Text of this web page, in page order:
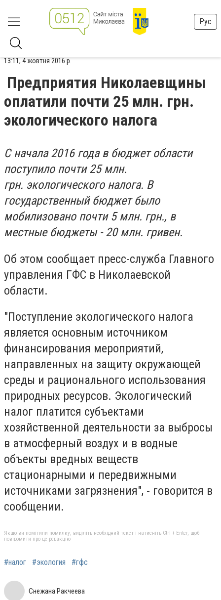
Рус
13:11, 4 жовтня 2016 р.
Предприятия Николаевщины
оплатили почти 25 млн. грн.
экологического налога
С начала 2016 года в бюджет области
поступило почти 25 млн.
грн. экологического налога. В
государственный бюджет было
мобилизовано почти 5 млн. грн., в
местные бюджеты - 20 млн. гривен.
Об этом сообщает пресс-служба Главного
управления ГФС в Николаевской
области.
"Поступление экологического налога
является основным источником
финансирования мероприятий,
направленных на защиту окружающей
среды и рационального использования
природных ресурсов. Экологический
налог платится субъектами
хозяйственной деятельности за выбросы
в атмосферный воздух и в водные
объекты вредных веществ
стационарными и передвижными
источниками загрязнения", - говорится в
сообщении.
Якщо ви помітили помилку, виділіть необхідний текст і натисніть Ctrl + Enter, щоб
повідомити про це редакцію
#налог #экология #гфс
Снежана Ракчеева